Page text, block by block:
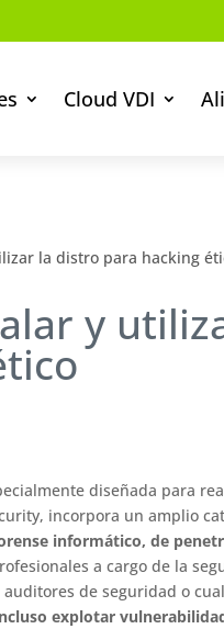
Cloud VDI
la distro para hacking
y
diseñada para
incorpora un amplio
informático, de
a cargo de la
de seguridad o
explotar